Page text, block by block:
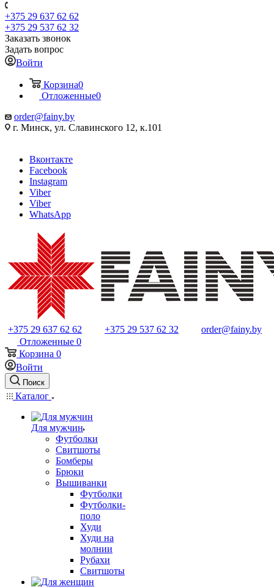
+375 29 637 62 62
+375 29 537 62 32
Заказать звонок
Задать вопрос
Войти
Корзина0
Отложенные0
order@fainy.by
г. Минск, ул. Славинского 12, к.101
Вконтакте
Facebook
Instagram
Viber
Viber
WhatsApp
+375 29 637 62 62 +375 29 537 62 32
order@fainy.by
Отложенные 0
Корзина 0
Войти
Поиск
Каталог
Для мужчин
Футболки
Свитшоты
Бомберы
Брюки
Вышиванки
Футболки
Футболки-
поло
Худи
Худи на
молнии
Рубахи
Свитшоты